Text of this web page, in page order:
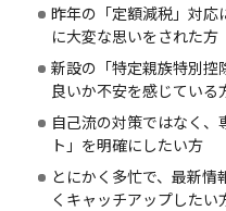
昨年の「定額減税」対応
に大変な思いをされた方
新設の「特定親族特別控
良いか不安を感じている
自己流の対策ではなく
ト」を明確にしたい方
とにかく多忙で、最新情
くキャッチアップしたい